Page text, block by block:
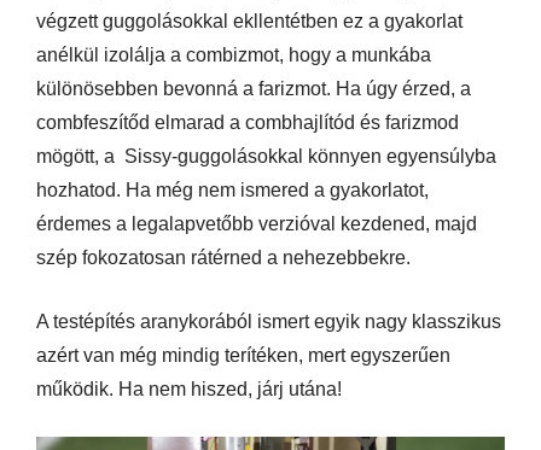
végzett guggolásokkal ekllentétben ez a gyakorlat
anélkül izolálja a combizmot, hogy a munkába
különösebben bevonná a farizmot. Ha úgy érzed, a
combfeszítőd elmarad a combhajlítód és farizmod
mögött, a Sissy-guggolásokkal könnyen egyensúlyba
hozhatod. Ha még nem ismered a gyakorlatot,
érdemes a legalapvetőbb verzióval kezdened, majd
szép fokozatosan rátérned a nehezebbekre.
A testépítés aranykorából ismert egyik nagy klasszikus
azért van még mindig terítéken, mert egyszerűen
működik. Ha nem hiszed, járj utána!